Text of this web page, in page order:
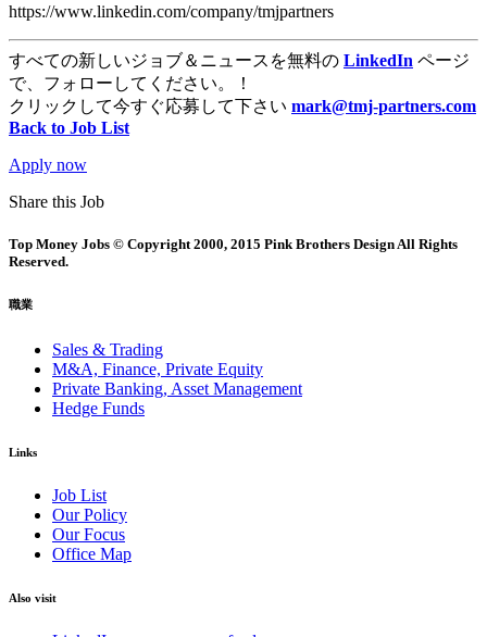
https://www.linkedin.com/company/tmjpartners
すべての新しいジョブ＆ニュースを無料の LinkedIn ページ
で、フォローしてください。！
クリックして今すぐ応募して下さい mark@tmj-partners.com
Back to Job List
Apply now
Share this Job
Top Money Jobs © Copyright 2000, 2015 Pink Brothers Design All Rights
Reserved.
職業
Sales & Trading
M&A, Finance, Private Equity
Private Banking, Asset Management
Hedge Funds
Links
Job List
Our Policy
Our Focus
Office Map
Also visit